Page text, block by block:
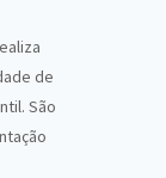
de
São